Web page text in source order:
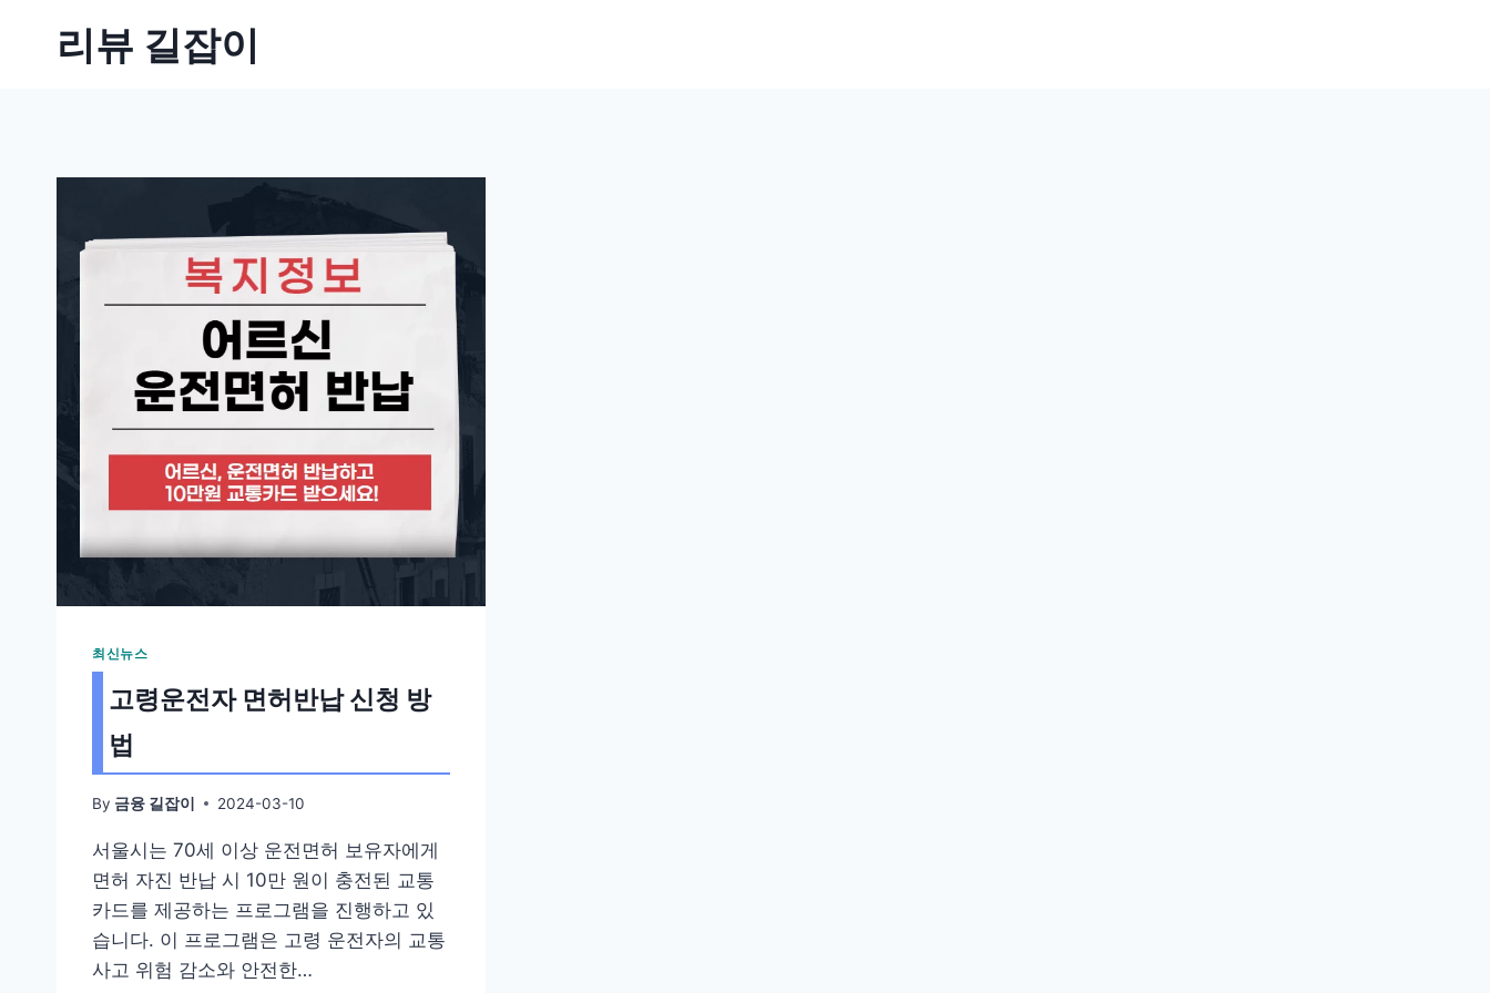
리뷰 길잡이
최신뉴스
고령운전자 면허반납 신청 방
법
By 금융 길잡이 2024-03-10
서울시는 70세 이상 운전면허 보유자에게
면허 자진 반납 시 10만 원이 충전된 교통
카드를 제공하는 프로그램을 진행하고 있
습니다. 이 프로그램은 고령 운전자의 교통
사고 위험 감소와 안전한…